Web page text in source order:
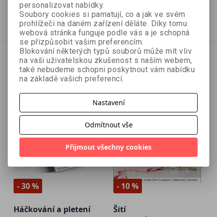
199 Kč
Přidat do košíku Vyprodáno
- 30 %
Háčkování a pletení
- 10 %
Šití
personalizovat nabídky.
Soubory cookies si pamatují, co a jak ve svém
prohlížeči na daném zařízení děláte. Díky tomu
webová stránka funguje podle vás a je schopná
se přizpůsobit vašim preferencím.
Blokování některých typů souborů může mít vliv
na vaši uživatelskou zkušenost s naším webem,
také nebudeme schopni poskytnout vám nabídku
na základě vašich preferencí.
Nastavení
Odmítnout vše
Přijmout všechny cookies